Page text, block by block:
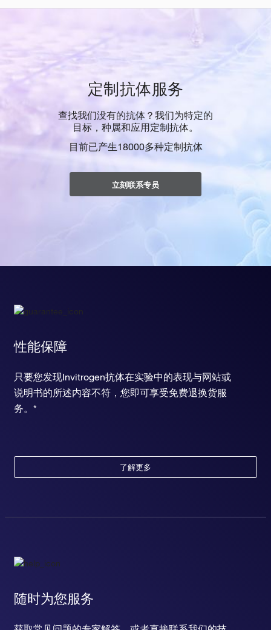
定制抗体服务
查找我们没有的抗体？我们为特定的
目标，种属和应用定制抗体。
目前已产生18000多种定制抗体
立刻联系专员
性能保障
只要您发现Invitrogen抗体在实验中的表现与网站或
说明书的所述内容不符，您即可享受免费退换货服
务。*
了解更多
随时为您服务